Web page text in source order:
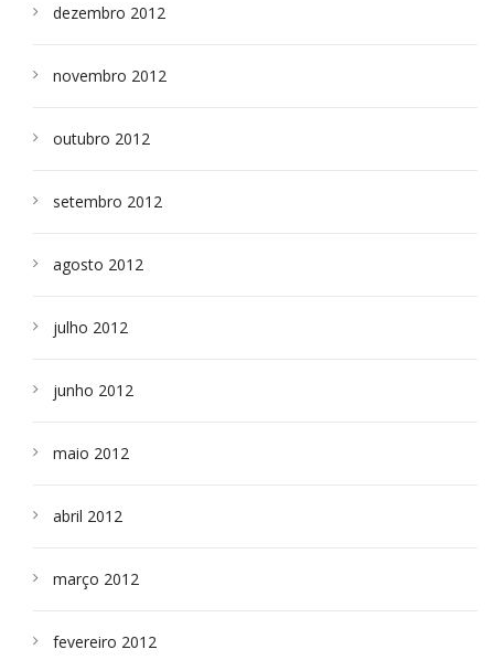
dezembro 2012
novembro 2012
outubro 2012
setembro 2012
agosto 2012
julho 2012
junho 2012
maio 2012
abril 2012
março 2012
fevereiro 2012